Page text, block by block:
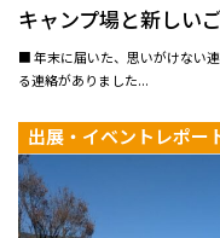
キャンプ場と新しい
■ 年末に届いた、思いがけない
る連絡がありました...
出展・イベントレポー